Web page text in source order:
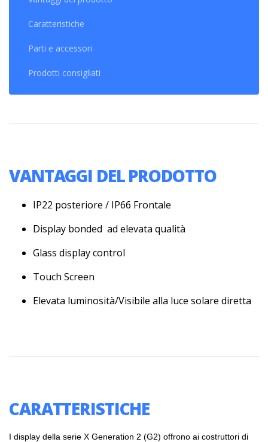
Caratteristiche
Parti e accessori
Prodotti consigliati
VANTAGGI DEL PRODOTTO
IP22 posteriore / IP66 Frontale
Display bonded ad elevata qualità
Glass display control
Touch Screen
Elevata luminosità/Visibile alla luce solare diretta
CARATTERISTICHE
I display della serie X Generation 2 (G2) offrono ai costruttori di